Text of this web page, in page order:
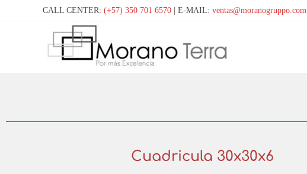
CALL CENTER: (+57) 350 701 6570 | E-MAIL: ventas@moranogruppo.com
Cuadricula 30x30x6